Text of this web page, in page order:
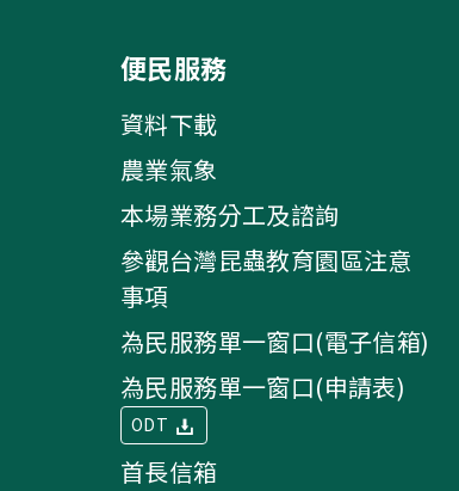
便民服務
資料下載
農業氣象
本場業務分工及諮詢
參觀台灣昆蟲教育園區注意
事項
為民服務單一窗口(電子信箱)
為民服務單一窗口(申請表)
ODT
首長信箱